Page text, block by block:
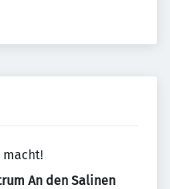
macht!
An den Salinen